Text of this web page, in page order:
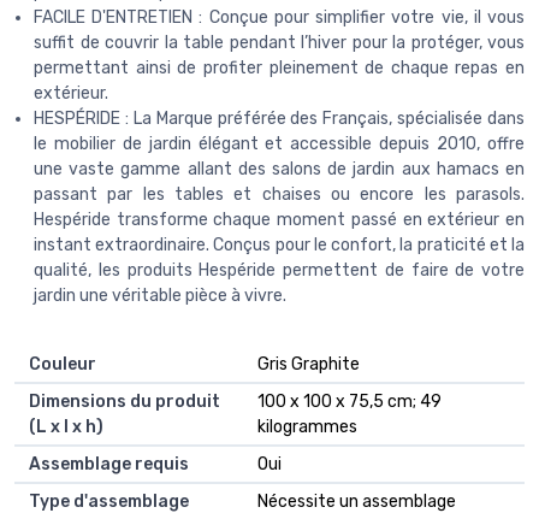
FACILE D'ENTRETIEN : Conçue pour simplifier votre vie, il vous
suffit de couvrir la table pendant l’hiver pour la protéger, vous
permettant ainsi de profiter pleinement de chaque repas en
extérieur.
HESPÉRIDE : La Marque préférée des Français, spécialisée dans
le mobilier de jardin élégant et accessible depuis 2010, offre
une vaste gamme allant des salons de jardin aux hamacs en
passant par les tables et chaises ou encore les parasols.
Hespéride transforme chaque moment passé en extérieur en
instant extraordinaire. Conçus pour le confort, la praticité et la
qualité, les produits Hespéride permettent de faire de votre
jardin une véritable pièce à vivre.
Couleur
‎Gris Graphite
Dimensions du produit
(L x l x h)
‎100 x 100 x 75,5 cm; 49
kilogrammes
Assemblage requis
‎Oui
Type d'assemblage
‎Nécessite un assemblage